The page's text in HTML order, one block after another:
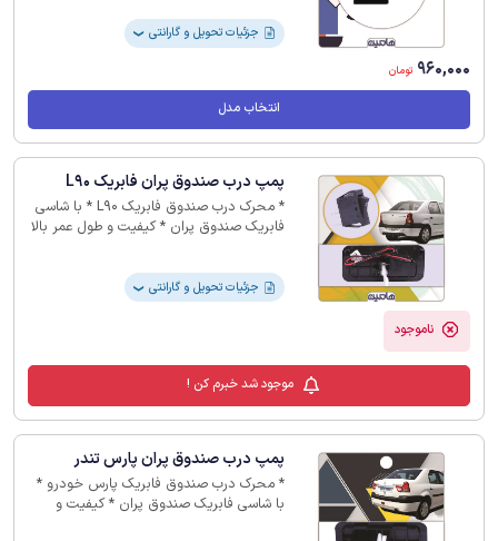
جزئیات تحویل و گارانتی ❯
960,000 تومان
انتخاب مدل
پمپ درب صندوق پران فابریک L90
* محرک درب صندوق فابریک L90 * با شاسی
فابریک صندوق پران * کیفیت و طول عمر بالا
جزئیات تحویل و گارانتی ❯
ناموجود
موجود شد خبرم کن !
پمپ درب صندوق پران پارس تندر
* محرک درب صندوق فابریک پارس خودرو *
با شاسی فابریک صندوق پران * کیفیت و